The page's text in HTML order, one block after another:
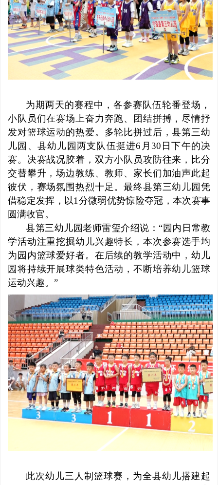
为期两天的赛程中，各参赛队伍轮番登场，
小队员们在赛场上奋力奔跑、团结拼搏，尽情抒
发对篮球运动的热爱。多轮比拼过后，县第三幼
儿园、县幼儿园两支队伍挺进6 月 30 日下午的决
赛。决赛战况胶着，双方小队员攻防往来，比分
交替攀升，场边教练、教师、家长们加油声此起
彼伏，赛场氛围热烈十足。最终县第三幼儿园凭
借稳定发挥，以1 分微弱优势惊险夺冠，本次赛事
圆满收官。
县第三幼儿园老师雷玺介绍说： “园内日常教
学活动注重挖掘幼儿兴趣特长，本次参赛选手均
为园内篮球爱好者。在后续的教学活动中，幼儿
园将持续开展球类特色活动，不断培养幼儿篮球
运动兴趣。 ”
此次幼儿三人制篮球赛，为全县幼儿搭建起